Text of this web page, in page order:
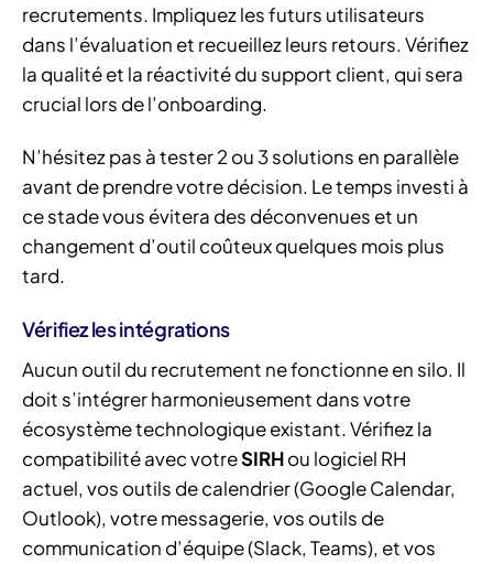
recrutements. Impliquez les futurs utilisateurs
dans l’évaluation et recueillez leurs retours. Vérifiez
la qualité et la réactivité du support client, qui sera
crucial lors de l’onboarding.
N’hésitez pas à tester 2 ou 3 solutions en parallèle
avant de prendre votre décision. Le temps investi à
ce stade vous évitera des déconvenues et un
changement d’outil coûteux quelques mois plus
tard.
Vérifiez les intégrations
Aucun outil du recrutement ne fonctionne en silo. Il
doit s’intégrer harmonieusement dans votre
écosystème technologique existant. Vérifiez la
compatibilité avec votreSIRHou logiciel RH
actuel, vos outils de calendrier (Google Calendar,
Outlook), votre messagerie, vos outils de
communication d’équipe (Slack, Teams), et vos